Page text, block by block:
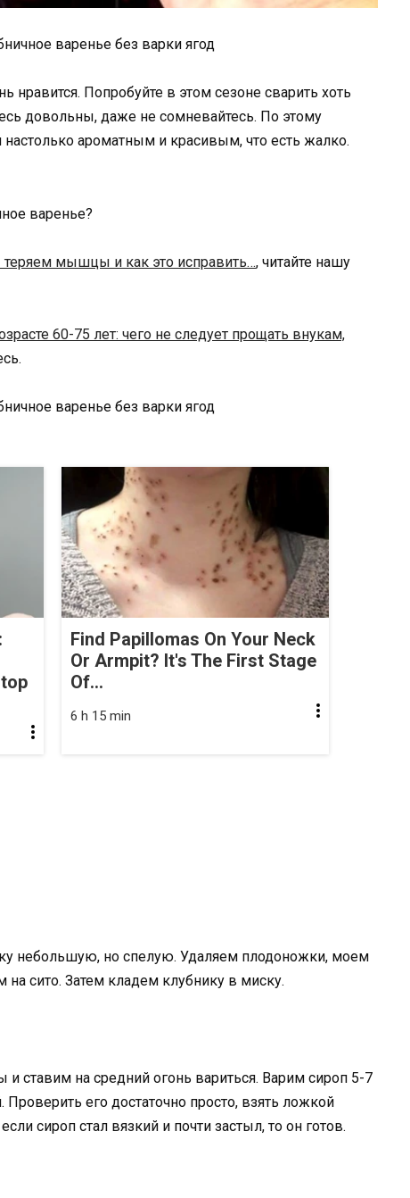
варенье без варки ягод
Попробуйте в этом сезоне сварить хоть
довольны, даже не сомневайтесь. По этому
настолько ароматным и красивым, что есть жалко.
варенье?
мышцы и как это исправить…, читайте нашу
60-75 лет: чего не следует прощать внукам,
варенье без варки ягод
Find Papillomas On Your Neck
Or Armpit? It's The First Stage
Of...
6 h 15 min
небольшую, но спелую. Удаляем плодоножки, моем
сито. Затем кладем клубнику в миску.
и ставим на средний огонь вариться. Варим сироп 5-7
Проверить его достаточно просто, взять ложкой
сироп стал вязкий и почти застыл, то он готов.